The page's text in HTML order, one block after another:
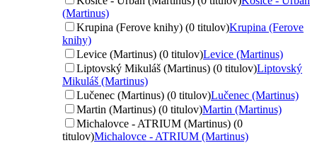
(Martinus)
Krupina (Ferove knihy) (0 titulov)Krupina (Ferove
knihy)
Levice (Martinus) (0 titulov)Levice (Martinus)
Liptovský Mikuláš (Martinus) (0 titulov)Liptovský
Mikuláš (Martinus)
Lučenec (Martinus) (0 titulov)Lučenec (Martinus)
Martin (Martinus) (0 titulov)Martin (Martinus)
Michalovce - ATRIUM (Martinus) (0
titulov)Michalovce - ATRIUM (Martinus)